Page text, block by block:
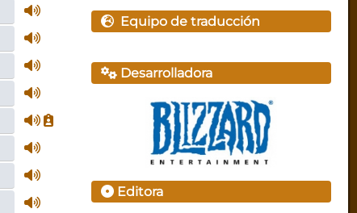
Equipo de traducción
Desarrolladora
Editora